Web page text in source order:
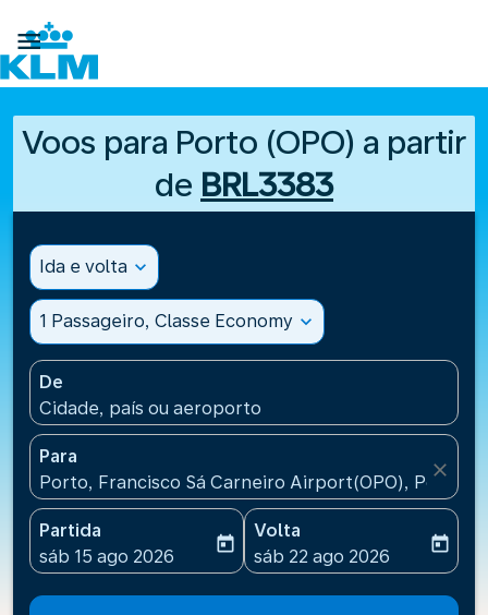

Voos para Porto (OPO) a partir
de BRL3383
Ida e volta expand_more
1 Passageiro, Classe Economy expand_more
De
Cidade, país ou aeroporto
Para
Porto, Francisco Sá Carneiro Airport(OPO), Portugal
close
Partida
fc-booking-departure-date-aria-label
sáb 15 ago 2026
today
Volta
fc-booking-return-date-
sáb 22 ago 2026
today